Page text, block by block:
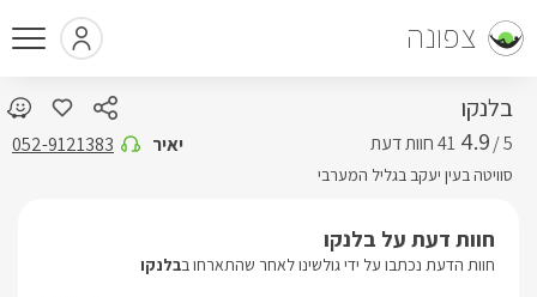
צפונה
בלנקו
5 /
4.9
סוויטה בעין יעקב בגליל המערבי
יאיר 052-9121383
חוות דעת על בלנקו
חוות הדעת נכתבו על ידי גולשינו לאחר שהתארחו בבלנקו